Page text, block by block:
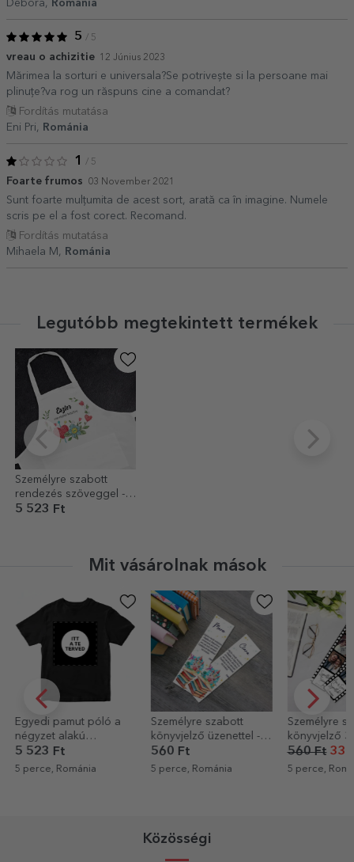
Debora,
Románia
5 / 5
vreau o achizitie 12 Június 2023
Mărimea la sorturi e universala?Se potrivește si la persoane mai
plinuțe?va rog un răspuns cine a comandat?
Fordítás mutatása
Eni Pri,
Románia
1 / 5
Foarte frumos 03 November 2021
Sunt foarte mulțumita de acest sort, arată ca în imagine. Numele
scris pe el a fost corect. Recomand.
Fordítás mutatása
Mihaela M,
Románia
Legutóbb megtekintett termékek
Személyre szabott
rendezés szöveggel -
Dichis
5 523 Ft
Mit vásárolnak mások
Személyre szabott
könyvjelző üzenettel - A
mesék varázslatos
világa
560 Ft
5 perce, Románia
-40%
Személyre szabott
könyvjelző 3 fotóval és
szöveggel – A mi
történetünk
560 Ft
5 perce, Románia
Személyre
bögre
Leendő
2 961 Ft
6 perce,
Közösségi